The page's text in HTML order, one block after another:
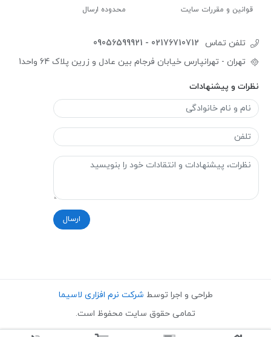
قوانین و مقررات سایت
محدوده ارسال
تلفن تماس 09056599921 - 02176710712
تهران - تهرانپارس خیابان فرجام بین عادل و زرین پلاک 64 واحد1
نظرات و پیشنهادات
ارسال
طراحی و اجرا توسط شرکت نرم افزاری لاسیما
تمامی حقوق سایت محفوظ است.